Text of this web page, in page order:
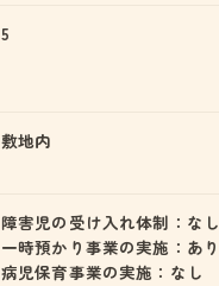
5
敷地内
障害児の受け入れ体制：なし
一時預かり事業の実施：あり
病児保育事業の実施：なし